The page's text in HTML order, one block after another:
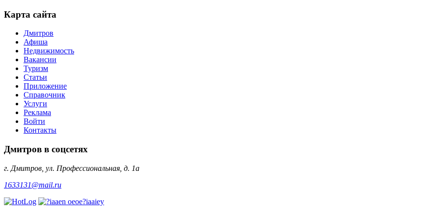
Карта сайта
Дмитров
Афиша
Недвижимость
Вакансии
Туризм
Статьи
Приложение
Справочник
Услуги
Реклама
Войти
Контакты
Дмитров в соцсетях
г. Дмитров, ул. Профессиональная, д. 1а
1633131@mail.ru